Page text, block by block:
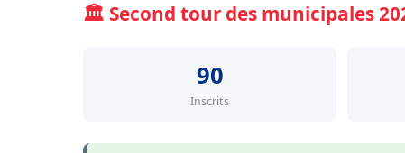
🏛️ Second tour des municipales
90
Inscrits